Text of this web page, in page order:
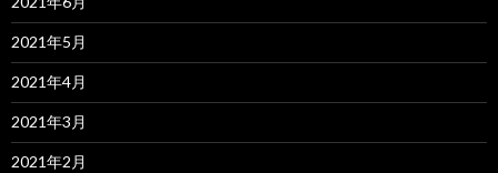
2021年5月
2021年4月
2021年3月
2021年2月